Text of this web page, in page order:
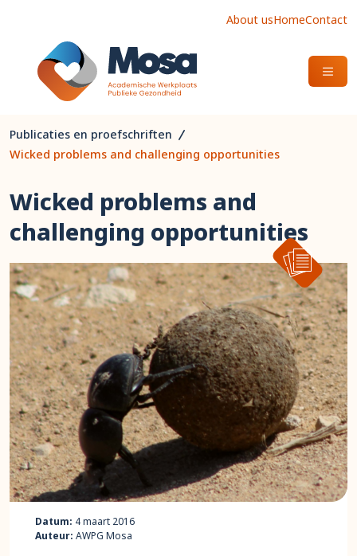
About usHomeContact
OPEN
Publicaties en proefschriften
Wicked problems and challenging opportunities
Wicked problems and
challenging opportunities
Datum: 4 maart 2016
Auteur: AWPG Mosa